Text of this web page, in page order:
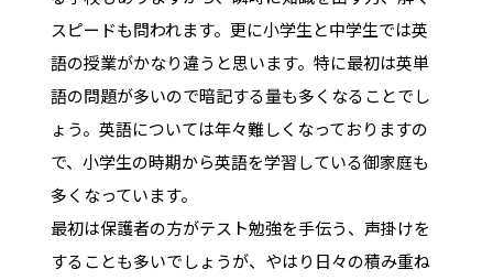
スピードも問われます。更に小学生と中学生では英
語の授業がかなり違うと思います。特に最初は英単
語の問題が多いので暗記する量も多くなることでし
ょう。英語については年々難しくなっておりますの
で、小学生の時期から英語を学習している御家庭も
多くなっています。
最初は保護者の方がテスト勉強を手伝う、声掛けを
することも多いでしょうが、やはり日々の積み重ね